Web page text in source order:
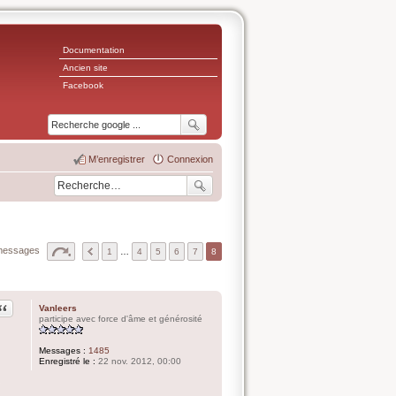
Documentation
Ancien site
Facebook
Connexion
M’enregistrer
1 4 5 6 7 8
Vanleers
participe avec force d'âme et générosité
Messages : 1485
Enregistré le : 22 nov. 2012, 00:00